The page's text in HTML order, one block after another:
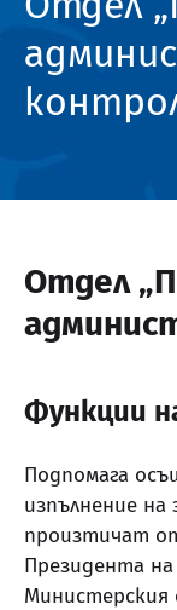
Отдел
Функции
Подпомага
изпълнение
произтичат
Президента на
Министерския